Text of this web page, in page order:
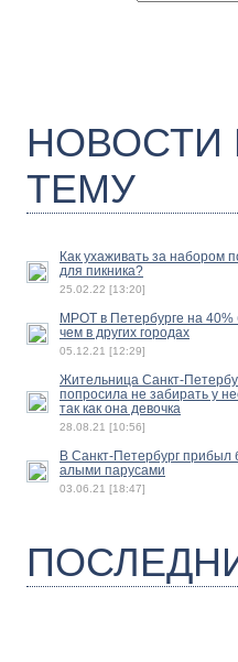
ТЕМУ
Как ухаживать за набором
для пикника?
25.02.22 [13:20]
МРОТ в Петербурге на 40%
чем в других городах
05.12.21 [12:29]
Жительница Санкт-
попросила не забирать у
так как она девочка
28.08.21 [10:56]
В Санкт-Петербург прибыл
алыми парусами
03.06.21 [18:47]